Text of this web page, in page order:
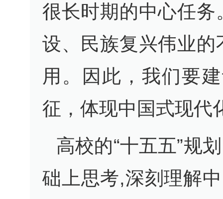
很长时期的中心任
设、民族复兴伟业
用。因此，我们要
征，体现中国式现代
高校的“十五五”规
础上思考,深刻理解